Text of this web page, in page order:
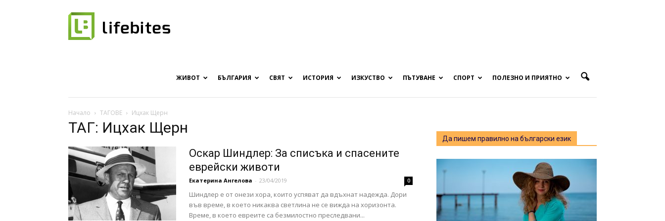
списание
за
хапки
ЖИВОТ БЪЛГАРИЯ СВЯТ ИСТОРИЯ ИЗКУСТВО ПЪТУВАНЕ СПОРТ ПОЛЕЗНО И ПРИЯТНО
Начало ТАГОВЕ Ицхак Щерн
ТАГ: Ицхак Щерн
Оскар Шиндлер: За списъка и спасените
еврейски животи
Екатерина Ангелова - 23/04/2019 0
Шиндлер е от онези хора, които успяват да вдъхнат надежда. Дори
във време, в което никаква светлина не се вижда на хоризонта.
Време, в което евреите са безмилостно преследвани...
Да пишем правилно на български език